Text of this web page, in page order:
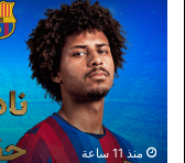
و1xBet
وصيف
التحولات
الكبرى:
كيف
ترسم
الانتقالات
منذ 11 ساعة